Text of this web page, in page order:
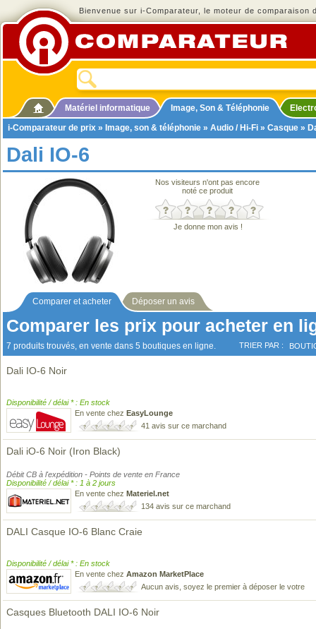
Bienvenue sur i-Comparateur, le moteur de comparaison
Matériel informatique Image, Son & Téléphonie
i-Comparateur de prix » Image, son & téléphonie » Audio / Hi-Fi » Casque »
Dali IO-6
Nos visiteurs n'ont pas encore
noté ce produit
Je donne mon avis !
Comparer et acheter Déposer un avis
Comparer les prix pour acheter en
7 produits trouvés, en vente dans 5 boutiques en ligne. TRIER PAR :
Dali IO-6 Noir
Disponibilité / délai * : En stock
En vente chez EasyLounge
41 avis sur ce marchand
Dali iO-6 Noir (Iron Black)
Débit CB à l'expédition - Points de vente en France
Disponibilité / délai * : 1 à 2 jours
En vente chez Materiel.net
134 avis sur ce marchand
DALI Casque IO-6 Blanc Craie
Disponibilité / délai * : En stock
En vente chez Amazon MarketPlace
Aucun avis, soyez le premier à déposer le votre
Casques Bluetooth DALI IO-6 Noir